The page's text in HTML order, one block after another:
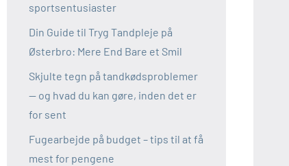
sportsentusiaster
Din Guide til Tryg Tandpleje på
Østerbro: Mere End Bare et Smil
Skjulte tegn på tandkødsproblemer
— og hvad du kan gøre, inden det er
for sent
Fugearbejde på budget – tips til at få
mest for pengene